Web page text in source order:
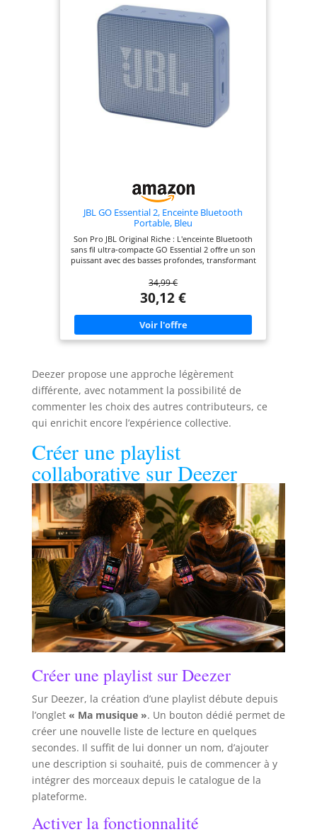
SoundCore 2, câble de chargement Micro USB,
guide de bienvenue.
JBL GO Essential 2, Enceinte Bluetooth
Portable, Bleu
Son Pro JBL Original Riche : L'enceinte Bluetooth
sans fil ultra-compacte GO Essential 2 offre un son
puissant avec des basses profondes, transformant
musicale ultime Batterie Rechargeable : Avec
jusqu'à 5 h d'écoute sur une seule charge, cette
mini-enceinte vous permet de profiter de vos
morceaux préférés sans interruption, sans vous
soucier de recharger fréquemment Design
résistant à l'eau et à la poussière : Dotée d'une
conception étanche classée IP67, cette enceinte
couleurs : La JBL GO Essential 2 s'adapte à votre
style et vous permet de diffuser votre musique
sans fil depuis votre téléphone, tablette ou tout
appareil compatible Bluetooth Contenu de la
boîte : 1 x Enceinte Bluetooth portable JBL GO
Essential 2, 1 x Guide de démarrage rapide, 1 x
34,99 €
30,12 €
Deezer propose une approche légèrement
différente, avec notamment la possibilité de
commenter les choix des autres contributeurs, ce
qui enrichit encore l’expérience collective.
Créer une playlist
collaborative sur Deezer
Créer une playlist sur Deezer
Sur Deezer, la création d’une playlist débute depuis
l’onglet « Ma musique ». Un bouton dédié permet de
créer une nouvelle liste de lecture en quelques
secondes. Il suffit de lui donner un nom, d’ajouter
une description si souhaité, puis de commencer à y
intégrer des morceaux depuis le catalogue de la
plateforme.
Activer la fonctionnalité